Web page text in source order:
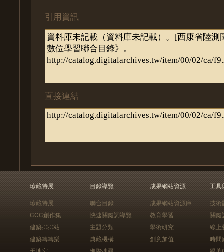
引用資訊
直接連結
珍藏特展
珍藏特展
CCC創作集
建築排排站
建築轉轉樂
目錄導覽
聯合目錄
快速關鍵詞導覽
主題分類
典藏機構
成果網站資源
成果網站資源庫
教育學習
學術研究
創意加值
工具
技術
關鍵
線上
時間